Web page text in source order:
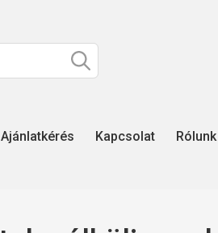
Ajánlatkérés Kapcsolat Rólunk